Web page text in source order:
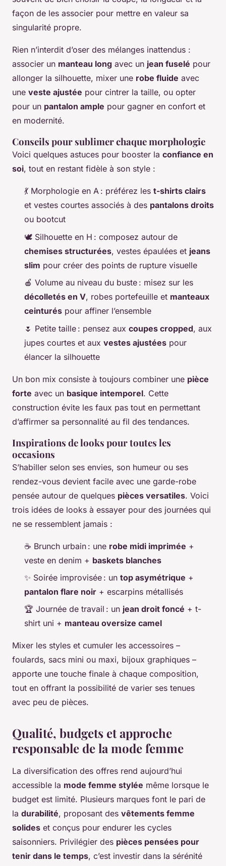
façon de les associer pour mettre en valeur sa
singularité propre.
Rien n’interdit d’oser des mélanges inattendus :
associer un manteau long avec un jean fuselé pour
allonger la silhouette, mixer une robe fluide avec
une veste ajustée pour cintrer la taille, ou opter
pour un pantalon ample pour gagner en confort et
en modernité.
Conseils pour sublimer chaque morphologie
Voici quelques astuces pour booster la confiance en
soi, tout en restant fidèle à son style :
💃 Morphologie en A : préférez les t-shirts clairs
et vestes courtes associés à des pantalons droits
ou bootcut
🕊️ Silhouette en H : composez autour de
chemises structurées, vestes épaulées et jeans
slim pour créer des points de rupture visuelle
🍎 Volume au niveau du buste : misez sur les
décolletés en V, robes portefeuille et manteaux
ceinturés pour affiner l’ensemble
🌷 Petite taille : pensez aux coupes cropped, aux
jupes courtes et aux vestes ajustées pour
élancer la silhouette
Un bon mix consiste à toujours combiner une pièce
forte avec un basique intemporel. Cette
construction évite les faux pas tout en permettant
d’affirmer sa personnalité au fil des tendances.
Inspirations de looks pour toutes les
occasions
S’habiller selon ses envies, son humeur ou ses
rendez-vous devient facile avec une garde-robe
pensée autour de quelques pièces versatiles. Voici
trois idées de looks à essayer pour des journées qui
ne se ressemblent jamais :
☕ Brunch urbain : une robe midi imprimée +
veste en denim + baskets blanches
✨ Soirée improvisée : un top asymétrique +
pantalon flare noir + escarpins métallisés
🏆 Journée de travail : un jean droit foncé + t-
shirt uni + manteau oversize camel
Mixer les styles et cumuler les accessoires –
foulards, sacs mini ou maxi, bijoux graphiques –
apporte une touche finale à chaque composition,
tout en offrant la possibilité de varier ses tenues
avec peu de pièces.
Qualité, budgets et approche
responsable de la mode femme
La diversification des offres rend aujourd’hui
accessible la mode femme stylée même lorsque le
budget est limité. Plusieurs marques font le pari de
la durabilité, proposant des vêtements femme
solides et conçus pour endurer les cycles
saisonniers. Privilégier des pièces pensées pour
tenir dans le temps, c’est investir dans la sérénité